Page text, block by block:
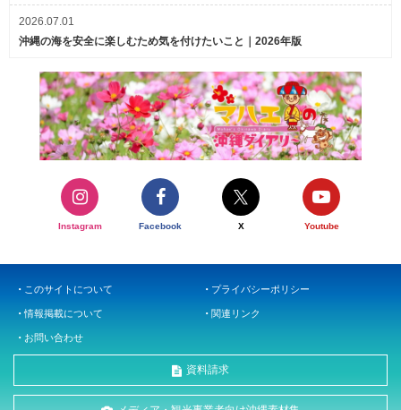
2026.07.01
沖縄の海を安全に楽しむため気を付けたいこと｜2026年版
Instagram Facebook X Youtube
このサイトについて プライバシーポリシー
情報掲載について 関連リンク
お問い合わせ
資料請求